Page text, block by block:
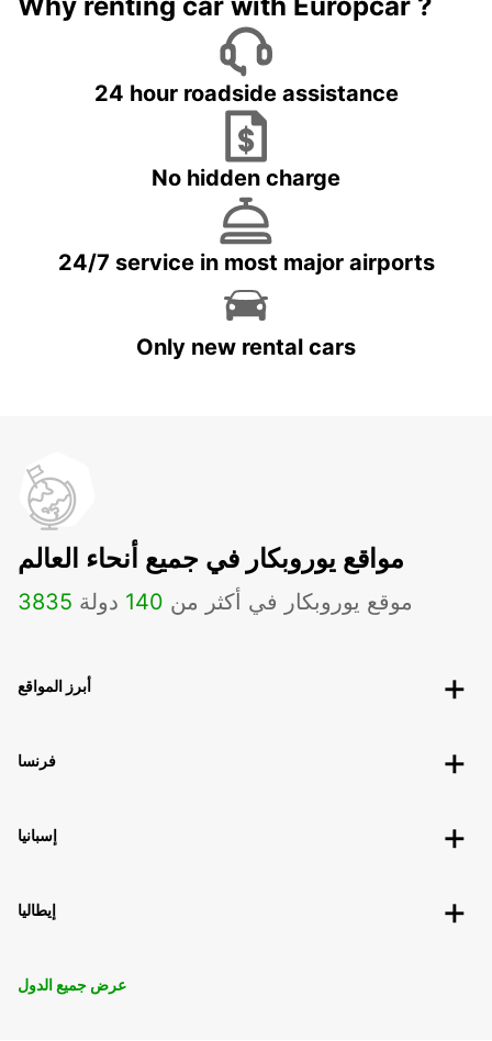
24 hour roadside assistance
No hidden charge
24/7 service in most major airports
Only new rental cars
مواقع يوروبكار في جميع أنحاء العالم
3835 موقع يوروبكار في أكثر من 140 دولة
أبرز المواقع
فرنسا
إسبانيا
إيطاليا
عرض جميع الدول